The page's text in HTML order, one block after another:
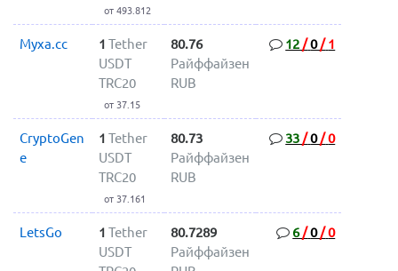
от 493.812
Myxa.cc 1 Tether
USDT
TRC20
от 37.15
80.76
Райффайзен
RUB
12 /0/ 1
CryptoGen
e
1 Tether
USDT
TRC20
от 37.161
80.73
Райффайзен
RUB
33 /0/0
LetsGo 1 Tether
USDT
80.7289
Райффайзен
6/0/0